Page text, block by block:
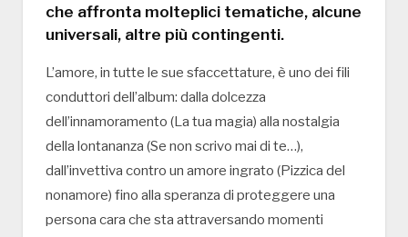
che affronta molteplici tematiche, alcune
universali, altre più contingenti.
L’amore, in tutte le sue sfaccettature, è uno dei fili
conduttori dell’album: dalla dolcezza
dell’innamoramento (La tua magia) alla nostalgia
della lontananza (Se non scrivo mai di te…),
dall’invettiva contro un amore ingrato (Pizzica del
nonamore) fino alla speranza di proteggere una
persona cara che sta attraversando momenti